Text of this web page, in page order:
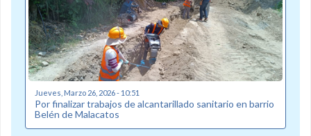
Jueves, Marzo 26, 2026 - 10:51
Por finalizar trabajos de alcantarillado sanitario en barrio
Belén de Malacatos